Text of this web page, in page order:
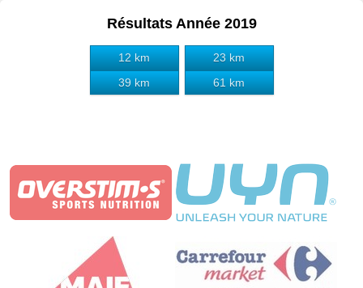
Résultats Année 2019
12 km
23 km
39 km
61 km